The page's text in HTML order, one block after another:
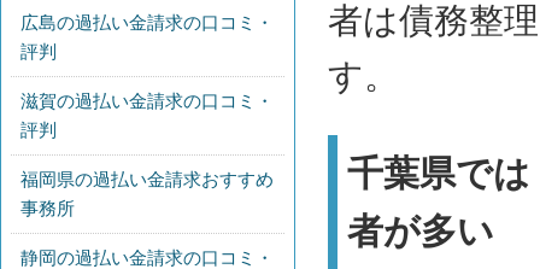
者は債務整
す。
千葉県で
者が多い
広島の過払い金請求の口コミ・
評判
滋賀の過払い金請求の口コミ・
評判
福岡県の過払い金請求おすすめ
事務所
静岡の過払い金請求の口コミ・